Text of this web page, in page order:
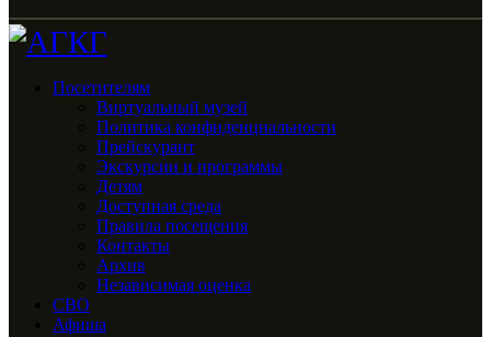
Посетителям
Виртуальный музей
Политика конфиденциальности
Прейскурант
Экскурсии и программы
Детям
Доступная среда
Правила посещения
Контакты
Архив
Независимая оценка
СВО
Афиша